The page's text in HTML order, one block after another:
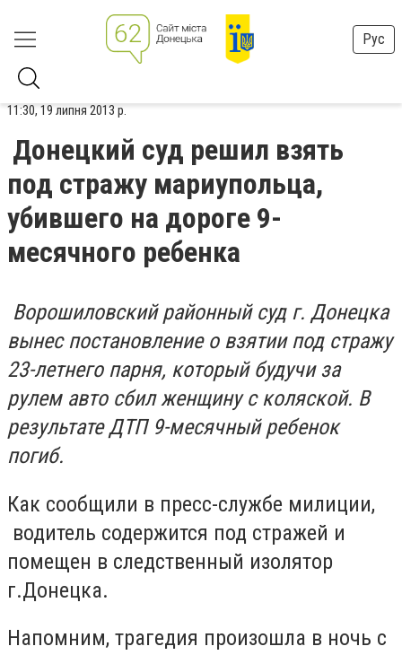
Рус
11:30, 19 липня 2013 р.
Донецкий суд решил взять
под стражу мариупольца,
убившего на дороге 9-
месячного ребенка
Ворошиловский районный суд г. Донецка
вынес постановление о взятии под стражу
23-летнего парня, который будучи за
рулем авто сбил женщину с коляской. В
результате ДТП 9-месячный ребенок
погиб.
Как сообщили в пресс-службе милиции,
водитель содержится под стражей и
помещен в следственный изолятор
г.Донецка.
Напомним, трагедия произошла в ночь с